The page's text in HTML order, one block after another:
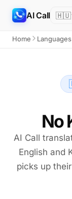
AI Call 🇭🇺
Home Languages
No
AI Call
English and
picks up